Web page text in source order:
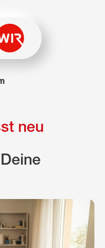
JavaScript benötigt.
neu